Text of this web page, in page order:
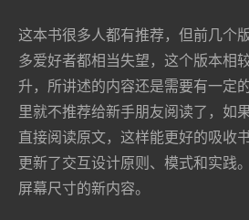
这本书很多人都有推荐，但前几个
多爱好者都相当失望，这个版本相
升，所讲述的内容还是需要有一定
里就不推荐给新手朋友阅读了，如
直接阅读原文，这样能更好的吸收
更新了交互设计原则、模式和实践
屏幕尺寸的新内容。